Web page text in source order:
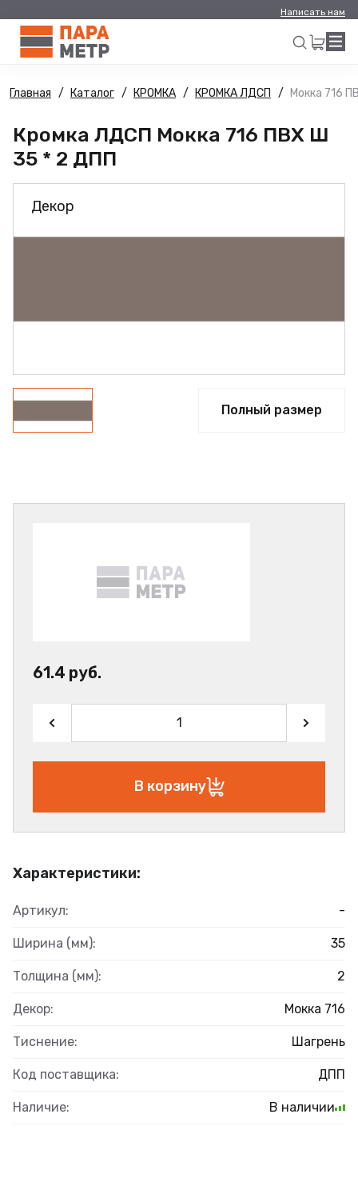
Написать нам
Искать
Главная Каталог КРОМКА КРОМКА ЛДСП Мокка 716
Кромка ЛДСП Мокка 716 ПВХ Ш
35 * 2 ДПП
Декор
Полный размер
Характеристики:
Артикул: -
Ширина (мм): 35
Толщина (мм): 2
Декор: Мокка 716
Тиснение: Шагрень
Код поставщика: ДПП
Наличие: В наличии
61.4 руб.
В корзину